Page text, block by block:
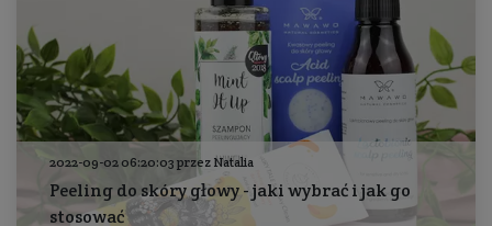
2022-09-02 06:20:03 przez Natalia
Peeling do skóry głowy - jaki wybrać i jak go
stosować